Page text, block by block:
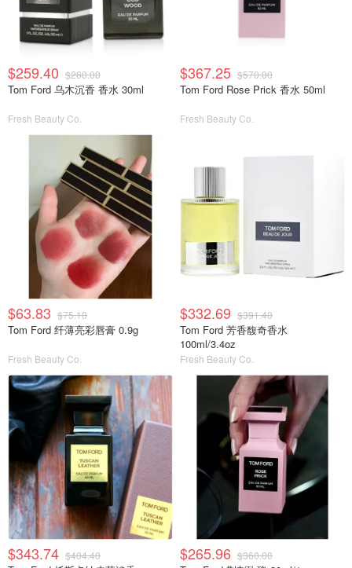
$259.40 $260.00
Tom Ford 乌木沉香 香水 30ml
Fresh Beauty Co.
$367.25 $570.00
Tom Ford Rose Prick 香水 50ml
Fresh Beauty Co.
$63.83 $75.10
Tom Ford 纤薄亮彩唇膏 0.9g
Fresh Beauty Co.
$332.69 $391.40
Tom Ford 芳香馥奇香水
100ml/3.4oz
Fresh Beauty Co.
$343.74 $404.40 $265.96 $360.00